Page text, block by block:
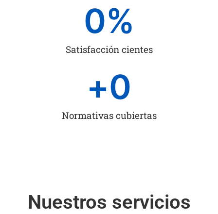
Satisfacción cientes
0%
Normativas cubiertas
+0
Nuestros servicios